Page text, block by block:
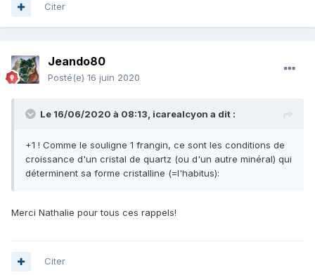
Citer
Jeando80
Posté(e) 16 juin 2020
Le 16/06/2020 à 08:13, icarealcyon a dit :
+1 ! Comme le souligne 1 frangin, ce sont les conditions de
croissance d'un cristal de quartz (ou d'un autre minéral) qui
déterminent sa forme cristalline (=l'habitus):
Merci Nathalie pour tous ces rappels!
Citer